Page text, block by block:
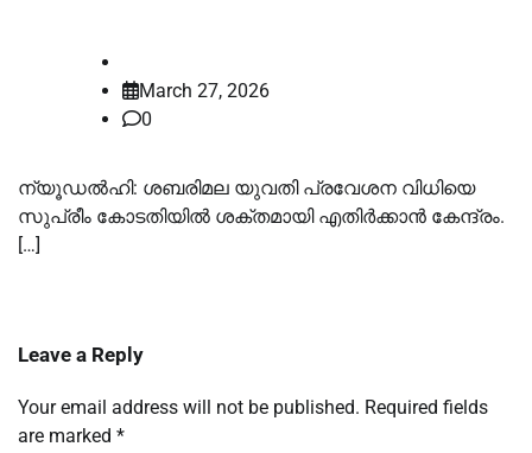
March 27, 2026
0
ന്യൂഡല്‍ഹി: ശബരിമല യുവതി പ്രവേശന വിധിയെ
സുപ്രീം കോടതിയില്‍ ശക്തമായി എതിര്‍ക്കാന്‍ കേന്ദ്രം.
[…]
Leave a Reply
Your email address will not be published. Required fields
are marked *